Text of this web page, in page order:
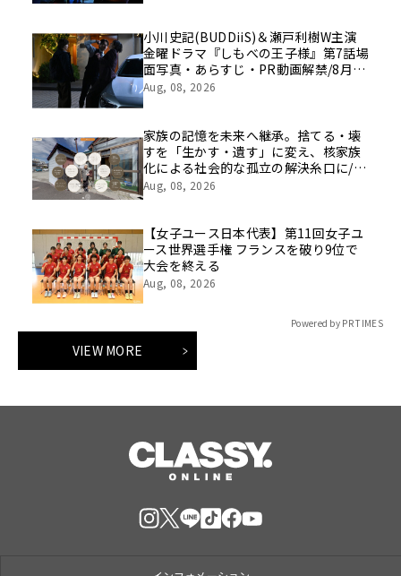
小川史記(BUDDiiS)＆瀬戸利樹W主演
金曜ドラマ『しもべの王子様』第7話場
面写真・あらすじ・PR動画解禁/8月14
日(金)よる11時～放送
Aug, 08, 2026
家族の記憶を未来へ継承。捨てる・壊
すを「生かす・遺す」に変え、核家族
化による社会的な孤立の解決糸口に/家
族の思い出をVRで保存する「ハウスト
Aug, 08, 2026
【女子ユース日本代表】第11回女子ユ
ース世界選手権 フランスを破り9位で
大会を終える
Aug, 08, 2026
Powered by PR TIMES
VIEW MORE